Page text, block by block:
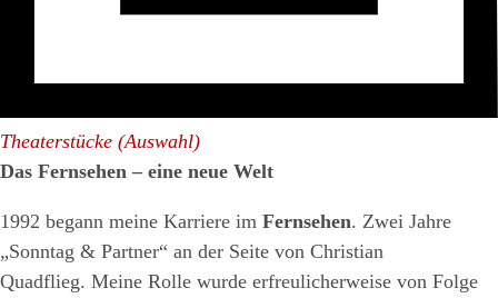
Theaterstücke (Auswahl)
Das Fernsehen – eine neue Welt
1992 begann meine Karriere im Fernsehen. Zwei Jahre
„Sonntag & Partner“ an der Seite von Christian
Quadflieg. Meine Rolle wurde erfreulicherweise von Folge